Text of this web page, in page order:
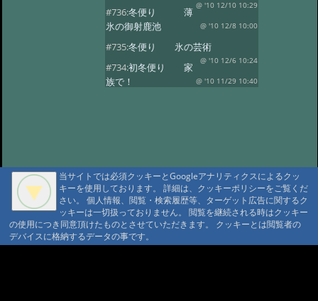
@ '10 12/10 10:29
#736:冬便り 薄
氷の御射鹿池
@ '10 12/8 10:00
#735:冬便り 氷の芸術
@ '10 12/6 10:24
#734:初冬便り 家
族で！
@ '10 11/29 10:40
#730:初冬便り 御柱
@ '10 11/6 10:28
#729: 初冬便り 初
冠雪
@ '10 11/5 12:36
#728:初冬便り 哀愁
@ '10 11/3 10:13
当サイトでは必須クッキーとGoogleアナリティクスによるクッ
キーを使用しております。 詳細は、クッキーポリシーをご覧くだ
さい。 個人情報、閲覧・検索履歴等、ターゲット広告に関するク
ッキーは一切扱っておりません。 閲覧を継続される時はクッキー
の使用につき同意頂けたものとさせていただきます。 クッキーとは閲覧者の
デバイスに格納するデータの事です。